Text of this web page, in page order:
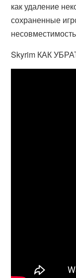
как удаление
сохраненные
Skyrim КАК